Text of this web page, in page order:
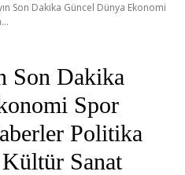
Son Dakika Güncel Dünya Ekonomi
Son Dakika
Spor
Politika
Sanat